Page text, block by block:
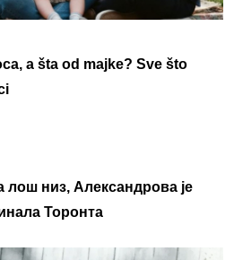
a šta od majke? Sve što
низ, Александрова је
Торонта